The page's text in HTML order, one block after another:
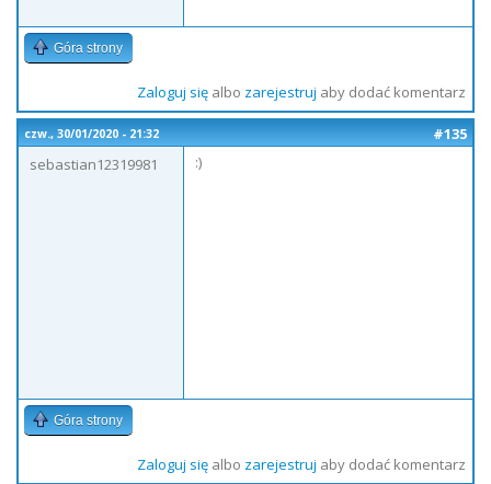
Góra strony
Zaloguj sięalbo zarejestruj aby dodać komentarz
czw., 30/01/2020 - 21:32
#135
sebastian12319981
:)
Góra strony
Zaloguj sięalbo zarejestruj aby dodać komentarz